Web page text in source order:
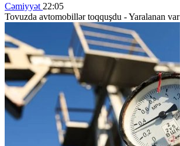
Cəmiyyət 22:05
Tovuzda avtomobillər toqquşdu - Yaralanan var